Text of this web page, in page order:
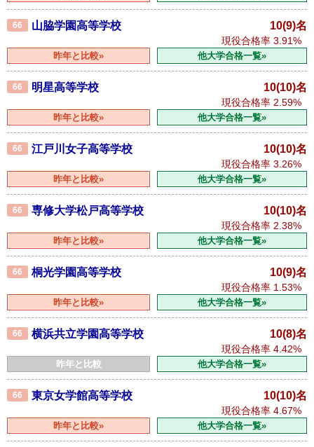
66 山脇学園高等学校 10(9)名
現役合格率 3.91%
昨年と比較» 他大学合格一覧»
66 明星高等学校 10(10)名
現役合格率 2.59%
昨年と比較» 他大学合格一覧»
66 江戸川女子高等学校 10(10)名
現役合格率 3.26%
昨年と比較» 他大学合格一覧»
66 専修大学松戸高等学校 10(10)名
現役合格率 2.38%
昨年と比較» 他大学合格一覧»
66 桐光学園高等学校 10(9)名
現役合格率 1.53%
昨年と比較» 他大学合格一覧»
66 横浜共立学園高等学校 10(8)名
現役合格率 4.42%
昨年と比較 他大学合格一覧»
66 東京女学館高等学校 10(10)名
現役合格率 4.67%
昨年と比較» 他大学合格一覧»